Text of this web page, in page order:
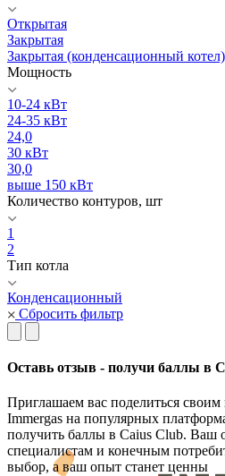
Открытая
Закрытая
Закрытая (конденсационный котел)
Мощность
10-24 кВт
24-35 кВт
24,0
30 кВт
30,0
выше 150 кВт
Количество контуров, шт
1
2
Тип котла
Конденсационный
Сбросить фильтр
Оставь отзыв - получи баллы в
Приглашаем вас поделиться
Immergas на популярных
получить баллы в Caius Club. Ваш
специалистам и конечным
выбор, а ваш опыт станет ценны